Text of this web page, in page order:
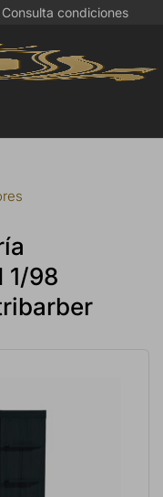
Consulta condiciones
1/98